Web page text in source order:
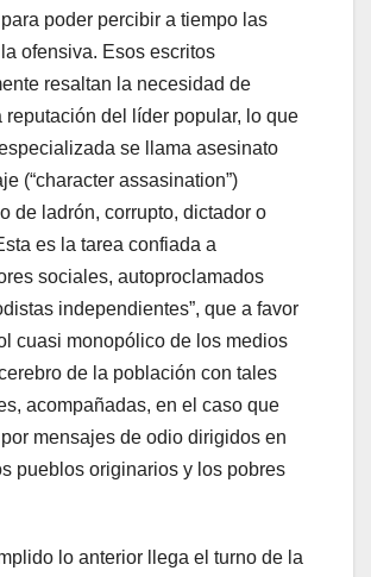
poder percibir a tiempo las
ofensiva. Esos escritos
resaltan la necesidad de
reputación del líder popular, lo que
se llama asesinato
(“character assasination”)
de ladrón, corrupto, dictador o
es la tarea confiada a
sociales, autoproclamados
independientes”, que a favor
cuasi monopólico de los medios
de la población con tales
acompañadas, en el caso que
mensajes de odio dirigidos en
pueblos originarios y los pobres
lo anterior llega el turno de la